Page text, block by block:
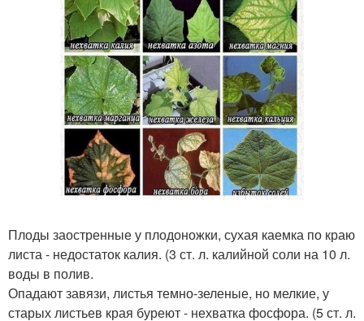
Плоды заостренные у плодоножки, сухая каемка по краю
листа - недостаток калия. (3 ст. л. калийной соли на 10 л.
воды в полив.
Опадают завязи, листья темно-зеленые, но мелкие, у
старых листьев края буреют - нехватка фосфора. (5 ст. л.